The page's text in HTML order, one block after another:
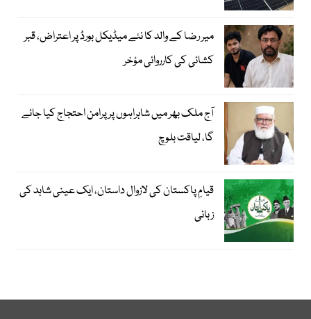
میر رضا کے والد کا نئے میڈیکل بورڈ پر اعتراض، قبر
کشائی کی کارروائی مؤخر
آج ملک بھر میں شاہراہوں پر پرامن احتجاج کیا جائے
گا، لیاقت بلوچ
قیامِ پاکستان کی لازوال داستان، ایک عینی شاہد کی
زبانی